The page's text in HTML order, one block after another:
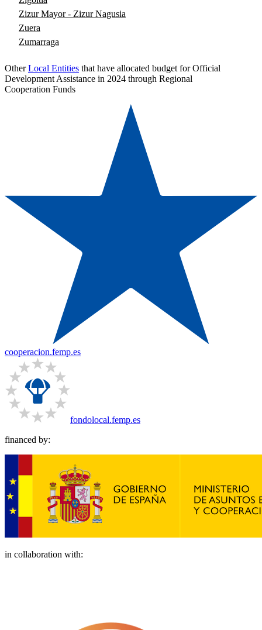
Zizur Mayor - Zizur Nagusia
Zuera
Zumarraga
OtherLocal Entities that have allocated budget for Official
Development Assistance in 2024 through Regional
Cooperation Funds
cooperacion.femp.es
fondolocal.femp.es
financed by:
in collaboration with: